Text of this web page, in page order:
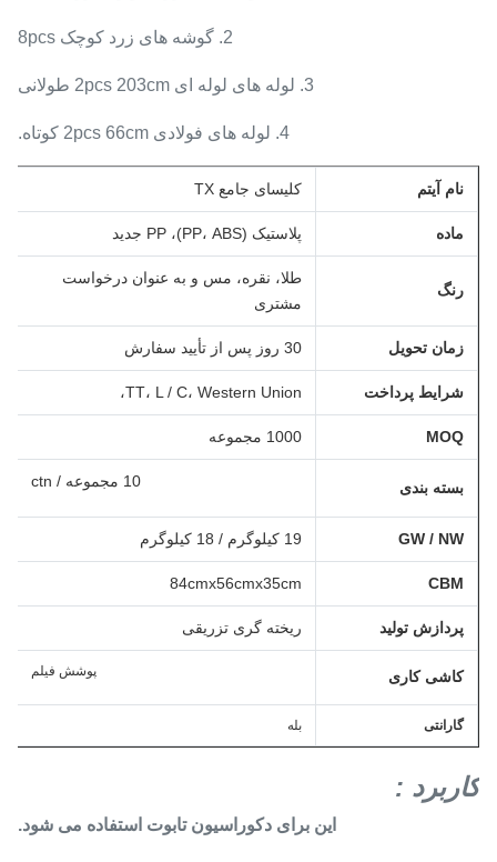
2. گوشه های زرد کوچک 8pcs
3. لوله های لوله ای 2pcs 203cm طولانی
4. لوله های فولادی 2pcs 66cm کوتاه.
نام آیتم کلیسای جامع TX
ماده پلاستیک (PP، ABS)، PP جدید
رنگ
طلا، نقره، مس و به عنوان درخواست
مشتری
زمان تحویل 30 روز پس از تأیید سفارش
شرایط پرداخت TT، L / C، Western Union،
MOQ 1000 مجموعه
بسته بندی 10 مجموعه / ctn
GW / NW 19 کیلوگرم / 18 کیلوگرم
CBM
84cmx56cmx35cm
پردازش تولید ریخته گری تزریقی
کاشی کاری پوشش فیلم
گارانتی بله
کاربرد :
این برای دکوراسیون تابوت استفاده می شود.